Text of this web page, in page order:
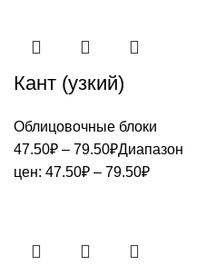
Кант (узкий)
Облицовочные блоки
47.50₽ – 79.50₽Диапазон
цен: 47.50₽ – 79.50₽